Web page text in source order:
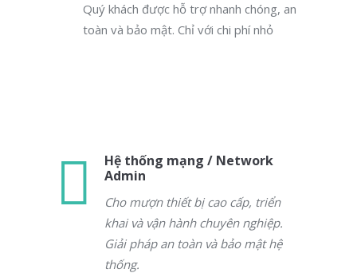
Quý khách được hỗ trợ nhanh chóng, an
toàn và bảo mật. Chỉ với chi phí nhỏ
Hệ thống mạng / Network
Admin
Cho mượn thiết bị cao cấp, triển
khai và vận hành chuyên nghiệp.
Giải pháp an toàn và bảo mật hệ
thống.